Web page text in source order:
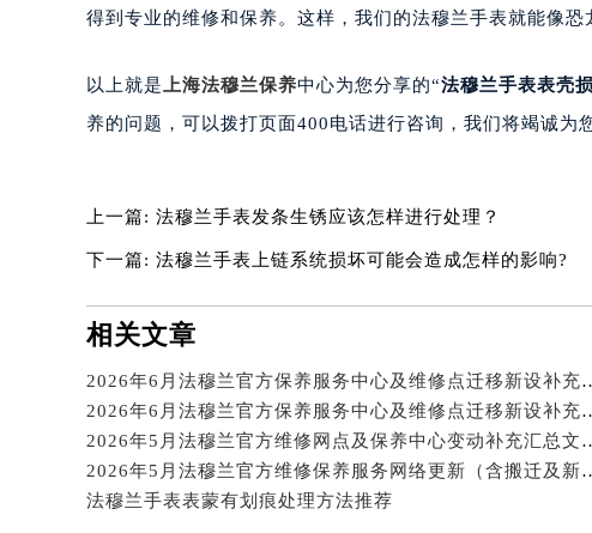
青岛市南区山东路6号华润大厦B座22层04
长春市朝阳区西安大路727号中银大厦A座(
贵阳市南明区都司高架桥路33号亨特国际
西安市碑林区南关正街88号华侨城长安国
海口市龙华区金贸东路5号海口华润大厦B
甘肃省兰州市七里河区西津西路16号兰州
重庆市解放碑渝中区民权路28号英利国际
黑龙江省大庆市萨尔图区会战大街法穆兰
黑龙江省鹤岗市向阳区红军路法穆兰售后
得到专业的维修和保养。这样，我们的法穆兰手表就能像
以上就是 上海法穆兰保养中心为您分享的“法穆兰手表表壳
养的问题，可以拨打页面400电话进行咨询，我们将竭诚为
上一篇: 法穆兰手表发条生锈应该怎样进行处理？
下一篇: 法穆兰手表上链系统损坏可能会造成怎样的影响?
相关文章
2026年6月法穆兰官方保养
2026年6月法穆兰官方保养服务
2026年5月法穆兰官方维修网
2026年5月法穆兰官方维修
法穆兰手表表蒙有划痕处理方法推荐